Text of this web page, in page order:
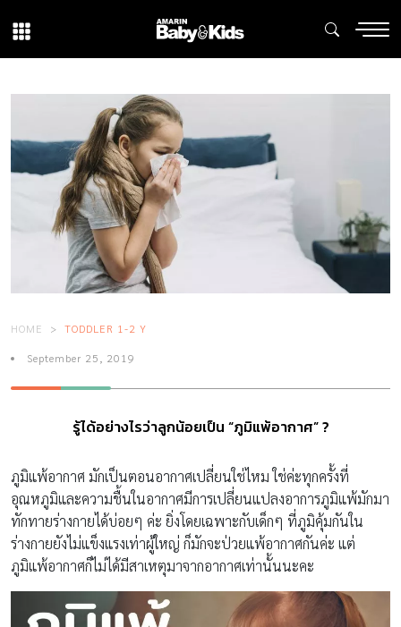
HOME TODDLER 1-2 Y
September 25, 2019
รู้ได้อย่างไรว่าลูกน้อยเป็น “ภูมิแพ้อากาศ” ?
ภูมิแพ้อากาศ มักเป็นตอนอากาศเปลี่ยนใช่ไหม ใช่ค่ะทุกครั้งที่
อุณหภูมิและความชื้นในอากาศมีการเปลี่ยนแปลงอาการภูมิแพ้มักมา
ทักทายร่างกายได้บ่อยๆ ค่ะ ยิ่งโดยเฉพาะกับเด็กๆ ที่ภูมิคุ้มกันใน
ร่างกายยังไม่แข็งแรงเท่าผู้ใหญ่ ก็มักจะป่วยแพ้อากาศกันค่ะ แต่
ภูมิแพ้อากาศก็ไม่ได้มีสาเหตุมาจากอากาศเท่านั้นนะคะ